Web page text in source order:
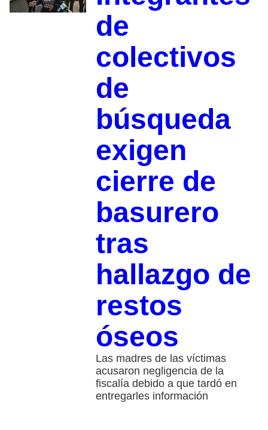
de
colectivos
de
búsqueda
exigen
cierre de
basurero
tras
hallazgo de
restos
óseos
Las madres de las víctimas
acusaron negligencia de la
fiscalía debido a que tardó en
entregarles información